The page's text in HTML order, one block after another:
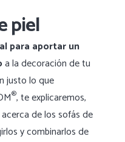
piel
para aportar un
a la decoración de tu
justo lo que
®, te explicaremos,
de los sofás de
y combinarlos de